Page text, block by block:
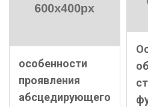
особенности
проявления
абсцедирующего